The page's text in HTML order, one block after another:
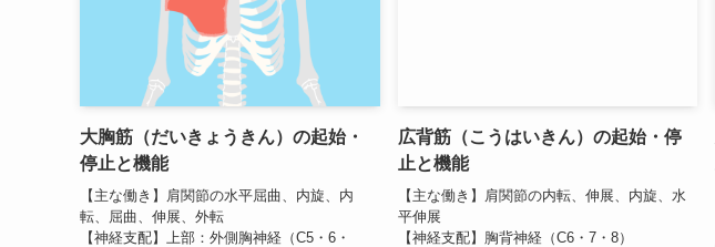
大胸筋（だいきょうきん）の起始・
停止と機能
【主な働き】肩関節の水平屈曲、内旋、内
転、屈曲、伸展、外転
【神経支配】上部：外側胸神経（C5・6・
広背筋（こうはいきん）の起始・停
止と機能
【主な働き】肩関節の内転、伸展、内旋、水
平伸展
【神経支配】胸背神経（C6・7・8）